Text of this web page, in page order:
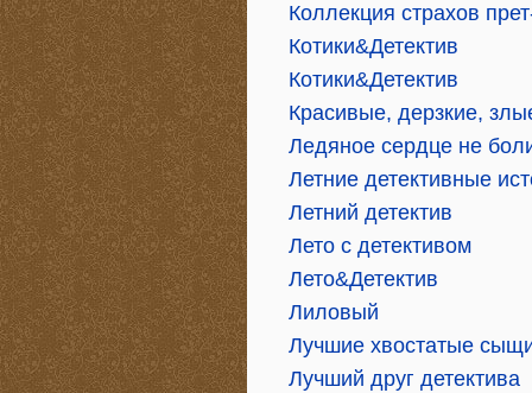
Коллекция страхов
Котики&Детектив
Котики&Детектив
Красивые, дерзкие,
Ледяное сердце не
Летние детективные
Летний детектив
Лето с детективом
Лето&Детектив
Лиловый
Лучшие хвостатые
Лучший друг детектива